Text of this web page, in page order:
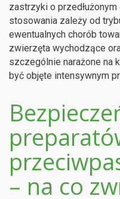
zastrzyki o
stosowania zależy od
ewentualnych chorób
zwierzęta wychodzące
szczególnie narażone na
być objęte intensywnym
– na co